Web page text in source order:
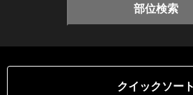
部位検索
クイックソート